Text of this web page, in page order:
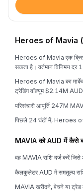
Heroes of Mavia
Heroes of Mavia एक
सकता है। वर्तमान विनिमय
Heroes of Mavia का
ट्रेडिंग वॉल्यूम $2.14M
परिसंचारी आपूर्ति 247M
पिछले 24 घंटों में, Heroes
MAVIA को AUD में कैसे
वह MAVIA राशि दर्ज करें
कैलकुलेटर AUD में समतुल्य
MAVIA खरीदने, बेचने या